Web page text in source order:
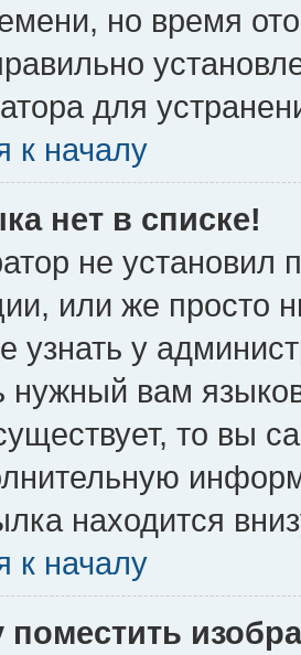
но время
для
к началу
нет в списке!
не установил
или же просто
узнать у
нужный вам
то вы
находится
к началу
поместить